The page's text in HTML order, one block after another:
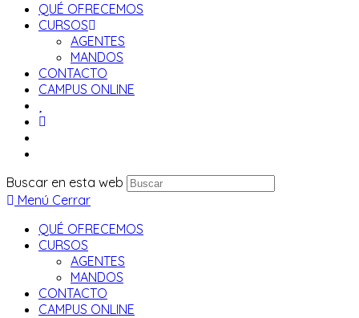
QUÉ OFRECEMOS
CURSOS
AGENTES
MANDOS
CONTACTO
CAMPUS ONLINE
Buscar en esta web
Menú Cerrar
QUÉ OFRECEMOS
CURSOS
AGENTES
MANDOS
CONTACTO
CAMPUS ONLINE